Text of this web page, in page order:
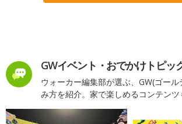
GWイベント・おでかけトピッ
ウォーカー編集部が選ぶ、GW(ゴー
み方を紹介。家で楽しめるコンテンツ